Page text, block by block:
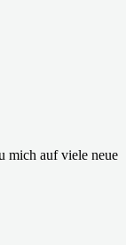
mich auf viele neue